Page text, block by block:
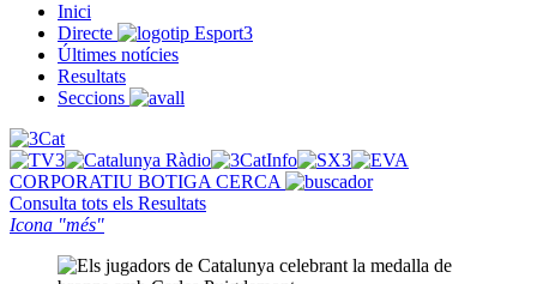
Inici
Directe
Últimes notícies
Resultats
Seccions
CORPORATIU BOTIGA CERCA
Consulta tots els Resultats
Icona "més"